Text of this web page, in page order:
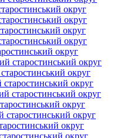
округ
округ
округ
округ
округ
старостинський округ
округ
округ
старостинський округ
округ
старостинський округ
округ
округ